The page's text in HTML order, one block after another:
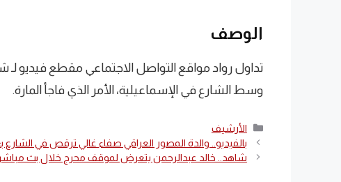
الوصف
تداول رواد مواقع التواصل الاجتماعي مقطع فيديو
وسط الشارع في الإسماعيلية، الأمر الذي فاجأ المارة.
التصنيفات
الأرشيف
بالفيديو.. والدة المصور العراقي صفاء غالي ترقص في الشارع
شاهد.. خالد عبدالرحمن يتعرض لموقف محرج خلال بث مباشر